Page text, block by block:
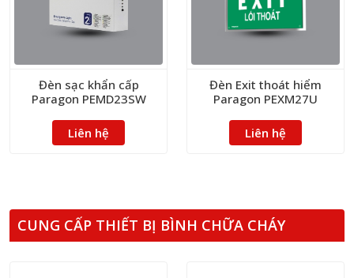
Đèn sạc khẩn cấp
Paragon PEMD23SW
Liên hệ
Đèn Exit thoát hiểm
Paragon PEXM27U
Liên hệ
CUNG CẤP THIẾT BỊ BÌNH CHỮA CHÁY